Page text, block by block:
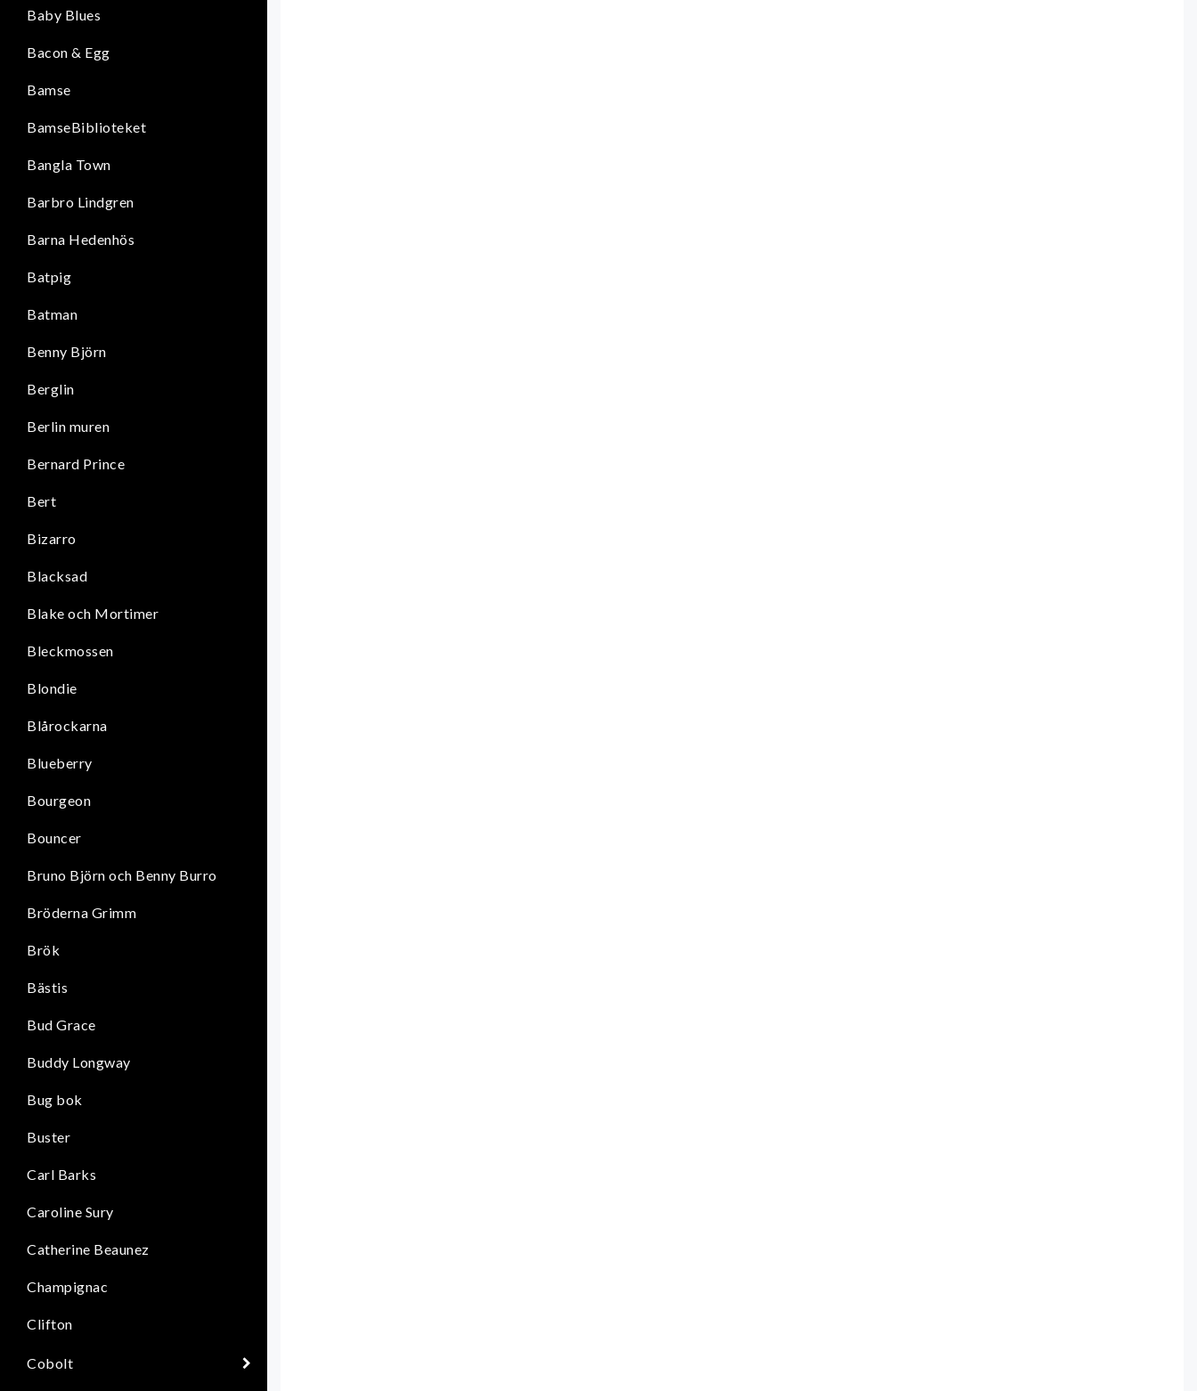
Baby Blues
Bacon & Egg
Bamse
BamseBiblioteket
Bangla Town
Barbro Lindgren
Barna Hedenhös
Batpig
Batman
Benny Björn
Berglin
Berlin muren
Bernard Prince
Bert
Bizarro
Blacksad
Blake och Mortimer
Bleckmossen
Blondie
Blårockarna
Blueberry
Bourgeon
Bouncer
Bruno Björn och Benny Burro
Bröderna Grimm
Brök
Bästis
Bud Grace
Buddy Longway
Bug bok
Buster
Carl Barks
Caroline Sury
Catherine Beaunez
Champignac
Clifton
Cobolt